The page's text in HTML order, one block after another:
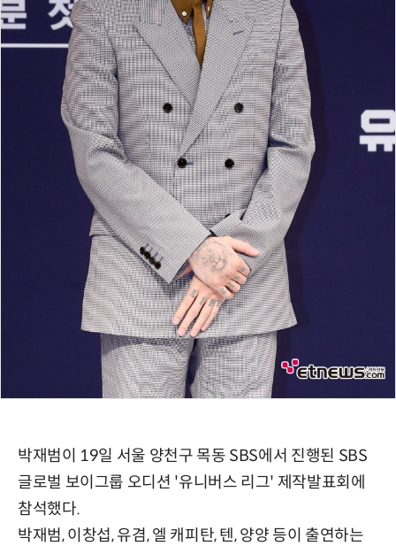
박재범이 19일 서울 양천구 목동 SBS에서 진행된 SBS
글로벌 보이그룹 오디션 '유니버스 리그' 제작발표회에
참석했다.
박재범, 이창섭, 유겸, 엘 캐피탄, 텐, 양양 등이 출연하는